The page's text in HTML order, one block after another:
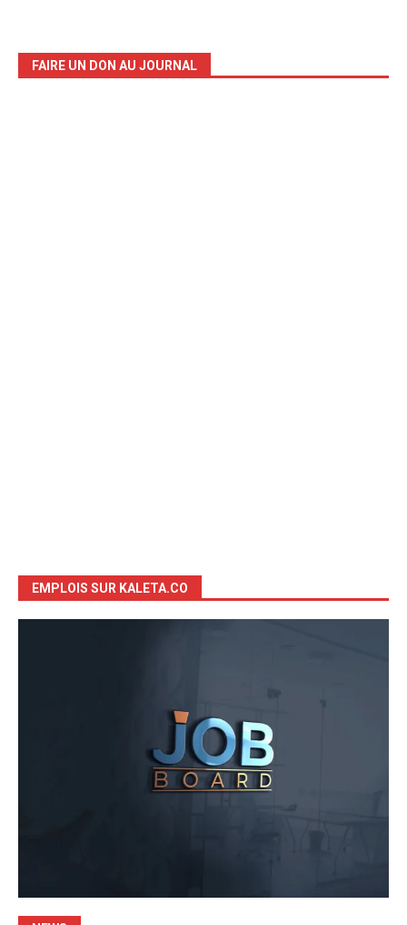
FAIRE UN DON AU JOURNAL
EMPLOIS SUR KALETA.CO